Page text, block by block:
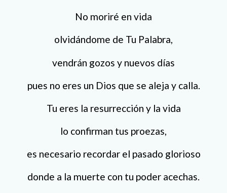
No moriré en vida
olvidándome de Tu Palabra,
vendrán gozos y nuevos días
pues no eres un Dios que se aleja y calla.
Tu eres la resurrección y la vida
lo confirman tus proezas,
es necesario recordar el pasado glorioso
donde a la muerte con tu poder acechas.